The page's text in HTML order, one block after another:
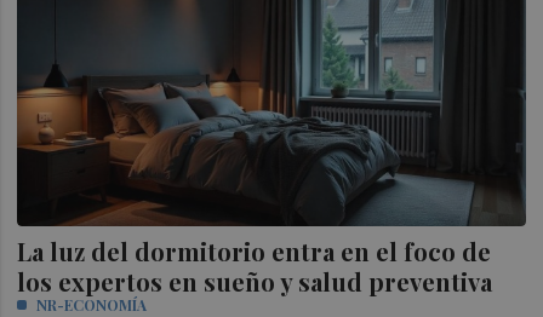
La luz del dormitorio entra en el foco de
los expertos en sueño y salud preventiva
NR-ECONOMÍA